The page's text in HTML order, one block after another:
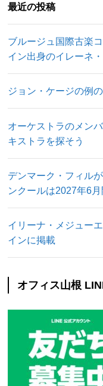
最近の投稿
ブルージュ国際古楽
イン出身のイレーネ
ジョン・ケージの例
オーケストラのメン
キストラを探そう
デンマーク・フィル
ンクールは2027年6
イリーナ・メジュー
インに掲載
オフィス山根